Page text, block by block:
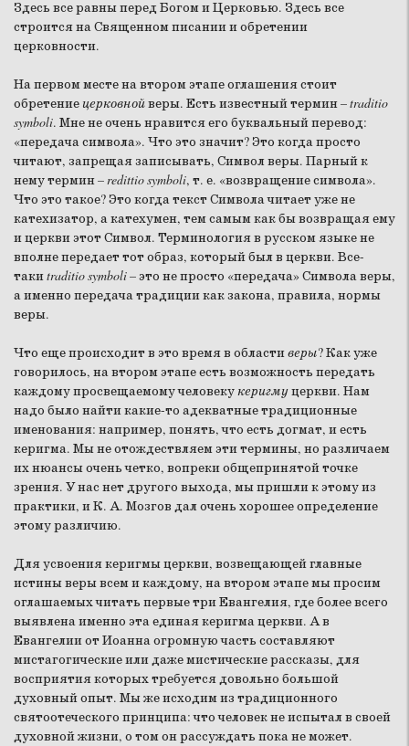
Здесь все равны перед Богом и Церковью. Здесь все
строится на Священном писании и обретении
церковности.
На первом месте на втором этапе оглашения стоит
обретение церковнойверы. Есть известный термин –traditio
symboli. Мне не очень нравится его буквальный перевод:
«передача символа». Что это значит? Это когда просто
читают, запрещая записывать, Символ веры. Парный к
нему термин –redittio symboli, т. е. «возвращение символа».
Что это такое? Это когда текст Символа читает уже не
катехизатор, а катехумен, тем самым как бы возвращая ему
и церкви этот Символ. Терминология в русском языке не
вполне передает тот образ, который был в церкви. Все-
такиtraditio symboli– это не просто «передача» Символа веры,
а именно передача традиции как закона, правила, нормы
веры.
Что еще происходит в это время в областиверы? Как уже
говорилось, на втором этапе есть возможность передать
каждому просвещаемому человекукеригмуцеркви. Нам
надо было найти какие-то адекватные традиционные
именования: например, понять, что есть догмат, и есть
керигма. Мы не отождествляем эти термины, но различаем
их нюансы очень четко, вопреки общепринятой точке
зрения. У нас нет другого выхода, мы пришли к этому из
практики, и К. А. Мозгов дал очень хорошее определение
этому различию.
Для усвоения керигмы церкви, возвещающей главные
истины веры всем и каждому, на втором этапе мы просим
оглашаемых читать первые три Евангелия, где более всего
выявлена именно эта единая керигма церкви. А в
Евангелии от Иоанна огромную часть составляют
мистагогические или даже мистические рассказы, для
восприятия которых требуется довольно большой
духовный опыт. Мы же исходим из традиционного
святоотеческого принципа: что человек не испытал в своей
духовной жизни, о том он рассуждать пока не может.